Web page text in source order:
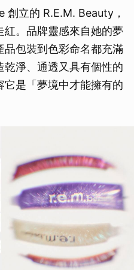
創立的 R.E.M. Beauty，
。品牌靈感來自她的夢
品包裝到色彩命名都充滿
淨、通透又具有個性的
是「夢境中才能擁有的